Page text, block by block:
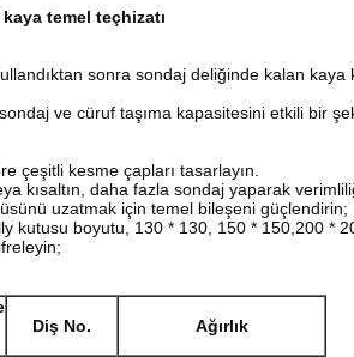
kaya temel teçhizatı
sonra sondaj deliğinde kalan kaya
ve cüruf taşıma kapasitesini etkili bir
çeşitli kesme çapları tasarlayın.
kısaltın, daha fazla sondaj yaparak
uzatmak için temel bileşeni güçlendirin;
kutusu boyutu, 130 * 130, 150 * 150,200 *
Diş No. Ağırlık